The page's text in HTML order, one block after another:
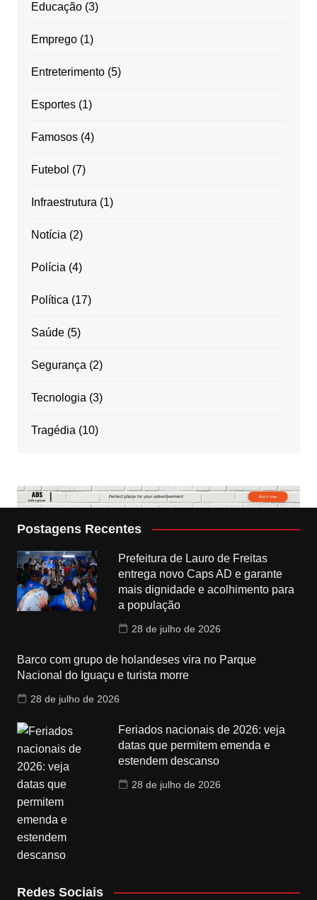
Educação(3)
Emprego(1)
Entreterimento(5)
Esportes(1)
Famosos(4)
Futebol (7)
Infraestrutura (1)
Notícia (2)
Polícia (4)
Política (17)
Saúde(5)
Segurança (2)
Tecnologia (3)
Tragédia (10)
Postagens Recentes
Prefeitura de Lauro de Freitas
entrega novo Caps AD e garante
mais dignidade e acolhimento para
a população
28 de julho de 2026
Barco com grupo de holandeses vira no Parque
Nacional do Iguaçu e turista morre
28 de julho de 2026
Feriados nacionais de 2026: veja
datas que permitem emenda e
estendem descanso
28 de julho de 2026
Redes Sociais